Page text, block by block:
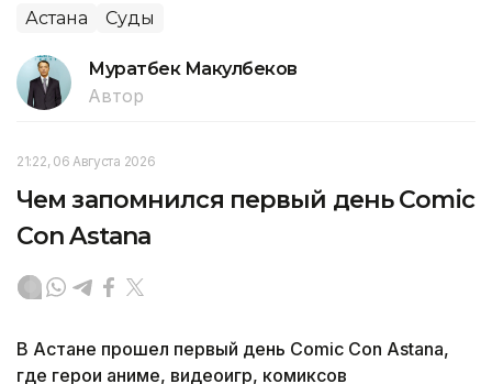
Астана Суды
Муратбек Макулбеков
Автор
21:22, 06 Августа 2026
Чем запомнился первый день Comic
Con Astana
В Астане прошел первый день Comic Con Astana,
где герои аниме, видеоигр, комиксов